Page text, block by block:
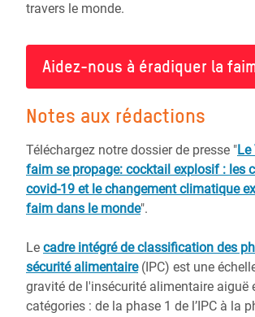
travers le monde.
Aidez-nous à éradiquer la
Notes aux rédactions
Téléchargez notre dossier de presse "Le
faim se propage: cocktail explosif : les
covid-19 et le changement climatique
faim dans le monde".
Le cadre intégré de classification des
sécurité alimentaire(IPC) est une
gravité de l'insécurité alimentaire aiguë
catégories : de la phase 1 de l’IPC à la